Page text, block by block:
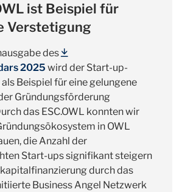
ist Beispiel für
Verstetigung
des
2025 wird der Start-up-
Beispiel für eine gelungene
Gründungsförderung
das ESC.OWL konnten wir
in OWL
die Anzahl der
Start-ups signifikant steigern
durch das
Business Angel Netzwerk